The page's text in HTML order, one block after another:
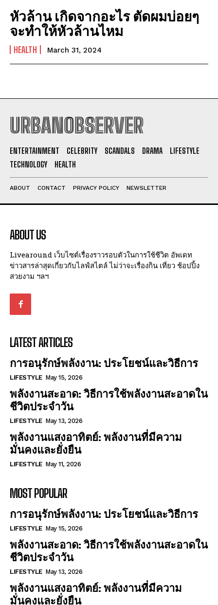
I've read and accept the
หัวล้าน เกิดจากอะไร ตัดผมบ่อยๆ
จะทำให้หัวล้านไหม
HEALTH March 31, 2024
URBANOBSERVER
ENTERTAINMENT CELEBRITY SCANDALS DRAMA
LIFESTYLE
TECHNOLOGY
HEALTH
ABOUT CONTACT PRIVACY POLICY NEWSLETTER
ABOUT US
Livearound เว็บไซต์เรื่องราวรอบตัวในการใช้ชีวิต อัพเดท
ข่าวสารล่าสุดเกี่ยวกับไลฟ์สไตล์ ไม่ว่าจะเรื่องกิน เที่ยว ช้อปปิ้ง
สวยงาม ฯลฯ
LATEST ARTICLES
การอนุรักษ์พลังงาน: ประโยชน์และวิธีการ
LIFESTYLE May 15, 2026
พลังงานสะอาด: วิธีการใช้พลังงานสะอาดใน
ชีวิตประจำวัน
LIFESTYLE May 13, 2026
พลังงานแสงอาทิตย์: พลังงานที่มีความ
มั่นคงและยั่งยืน
LIFESTYLE May 11, 2026
MOST POPULAR
การอนุรักษ์พลังงาน: ประโยชน์และวิธีการ
LIFESTYLE May 15, 2026
พลังงานสะอาด: วิธีการใช้พลังงานสะอาดใน
ชีวิตประจำวัน
LIFESTYLE May 13, 2026
พลังงานแสงอาทิตย์: พลังงานที่มีความ
มั่นคงและยั่งยืน